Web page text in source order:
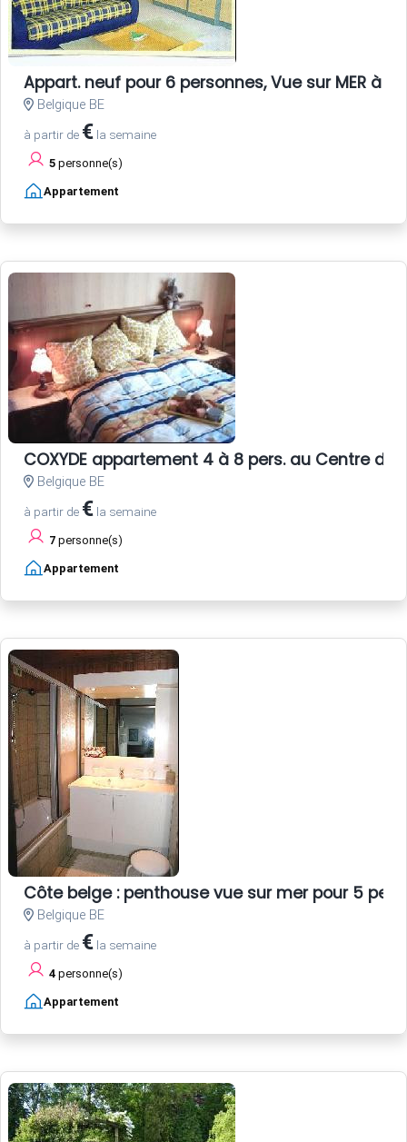
Appart. neuf pour 6 personnes, Vue sur MER à
Belgique BE
à partir de € la semaine
5 personne(s)
Appartement
COXYDE appartement 4 à 8 pers. au Centre de
Belgique BE
à partir de € la semaine
7 personne(s)
Appartement
Côte belge : penthouse vue sur mer pour 5
Belgique BE
à partir de € la semaine
4 personne(s)
Appartement